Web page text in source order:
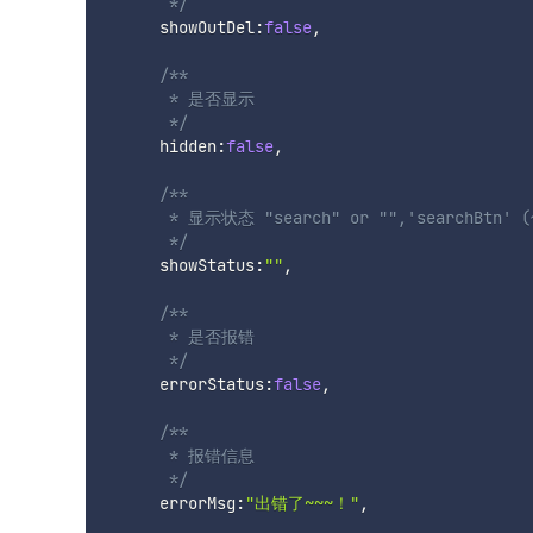
      showOutDel
:false,
/**
       * 是否显示
       */
      hidden
:false,
/**
* 显示状态 "search" or "",'searchBtn'
       */
      showStatus
: "" ,
/**
       * 是否报错
       */
      errorStatus
:false,
/**
       * 报错信息
       */
      errorMsg
: "出错了~~~！" ,